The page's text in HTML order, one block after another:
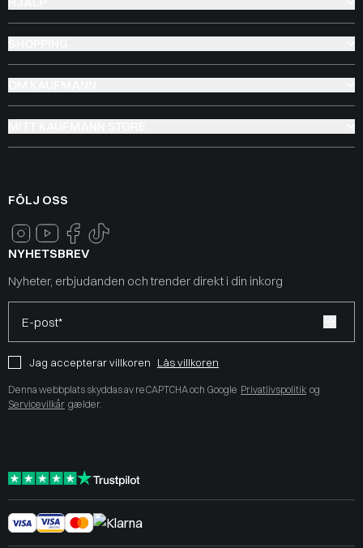
FÖLJ OSS
NYHETSBREV
Nyheter, erbjudanden och trender direkt i din inkorg
E-post*
Jag accepterar villkoren Läs villkoren
Denna webbplats skyddas av reCAPTCHA och Google Privatlivspolitik og
Servicevilkår gælder.